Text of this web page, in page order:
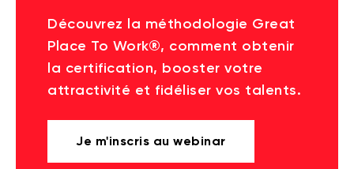
Découvrez la méthodologie Great
Place To Work®, comment obtenir
la certification, booster votre
attractivité et fidéliser vos talents.
Je m'inscris au webinar